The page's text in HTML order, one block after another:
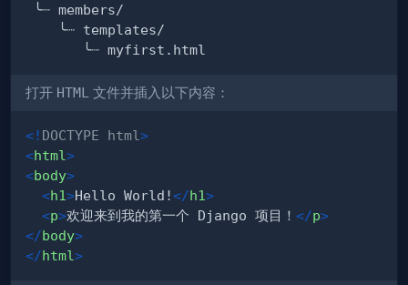
打开 HTML 文件并插入以下内容：
<! DOCTYPE html >
<html>
<body>
<h1>Hello World!</h1>
<p>欢迎来到我的第一个 Django 项目！ </p>
</body>
</html>